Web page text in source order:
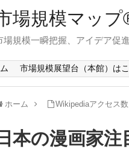
場規模マップ
場規模一瞬把握、アイデア促
市場規模展望台（本館）は
ホーム Wikipediaアクセス数
日本の漫画家注